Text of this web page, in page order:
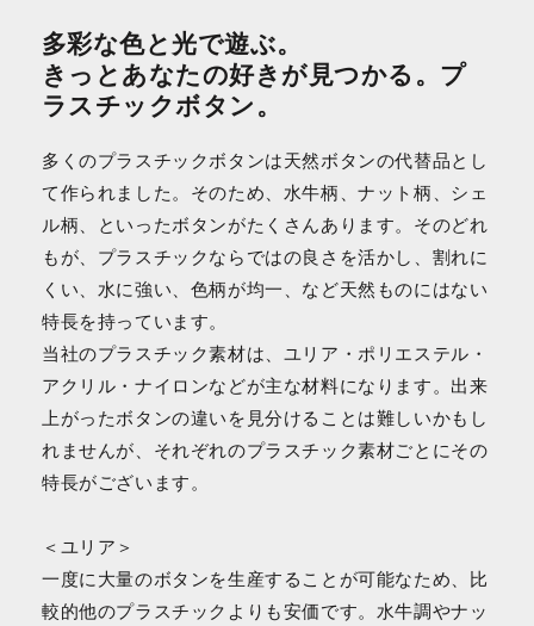
多彩な色と光で遊ぶ。
きっとあなたの好きが見つかる。プ
ラスチックボタン。
多くのプラスチックボタンは天然ボタンの代替品とし
て作られました。そのため、水牛柄、ナット柄、シェ
ル柄、といったボタンがたくさんあります。そのどれ
もが、プラスチックならではの良さを活かし、割れに
くい、水に強い、色柄が均一、など天然ものにはない
特長を持っています。
当社のプラスチック素材は、ユリア・ポリエステル・
アクリル・ナイロンなどが主な材料になります。出来
上がったボタンの違いを見分けることは難しいかもし
れませんが、それぞれのプラスチック素材ごとにその
特長がございます。
＜ユリア＞
一度に大量のボタンを生産することが可能なため、比
較的他のプラスチックよりも安価です。水牛調やナッ